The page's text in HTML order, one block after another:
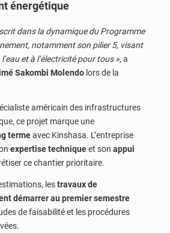
énergétique
dans la dynamique du Programme
notamment son pilier 5, visant
et à l’électricité pour tous », a
Sakombi Molendo lors de la
américain des infrastructures
ce projet marque une
termeavec Kinshasa. L’entreprise
expertise techniqueet son appui
ce chantier prioritaire.
lestravaux de
démarrer au premier semestre
de faisabilité et les procédures